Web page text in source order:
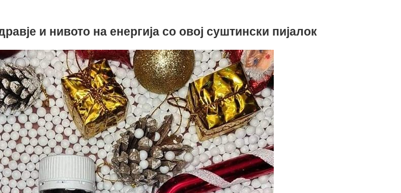
и нивото на енергија со овој суштински пијалок